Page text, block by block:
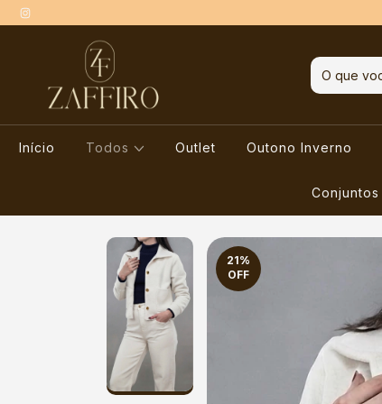
Início Todos Outlet Outono Inverno
Conjuntos
21%
OFF